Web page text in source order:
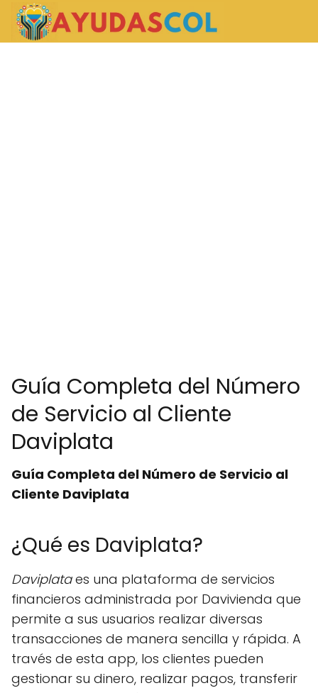
Guía Completa del Número
de Servicio al Cliente
Daviplata
Guía Completa del Número de Servicio al
Cliente Daviplata
¿Qué es Daviplata?
Daviplataes una plataforma de servicios
financieros administrada por Davivienda que
permite a sus usuarios realizar diversas
transacciones de manera sencilla y rápida. A
través de esta app, los clientes pueden
gestionar su dinero, realizar pagos, transferir